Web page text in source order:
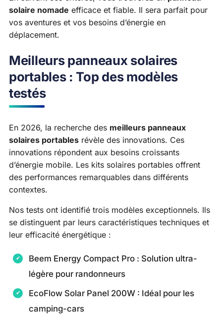
solaire nomade efficace et fiable. Il sera parfait pour
vos aventures et vos besoins d’énergie en
déplacement.
Meilleurs panneaux solaires
portables : Top des modèles
testés
En 2026, la recherche des meilleurs panneaux
solaires portables révèle des innovations. Ces
innovations répondent aux besoins croissants
d’énergie mobile. Les kits solaires portables offrent
des performances remarquables dans différents
contextes.
Nos tests ont identifié trois modèles exceptionnels. Ils
se distinguent par leurs caractéristiques techniques et
leur efficacité énergétique :
Beem Energy Compact Pro : Solution ultra-
légère pour randonneurs
EcoFlow Solar Panel 200W : Idéal pour les
camping-cars